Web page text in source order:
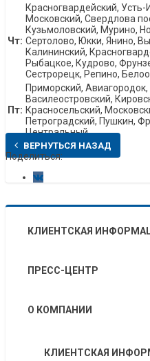
Чт:
Красногвардейский,
Московский, Свердлова
Кузьмоловский, Мурино,
Сертолово, Юкки, Янино,
Калининский,
Рыбацкое, Кудрово,
Сестрорецк, Репино,
Пт:
Приморский,
Василеостровский,
Красносельский,
Петроградский, Пушкин,
Центральный
ВЕРНУТЬСЯ НАЗАД
Поделиться:
КЛИЕНТСКАЯ
ПРЕСС-ЦЕНТР
О КОМПАНИИ
КЛИЕНТСКАЯ